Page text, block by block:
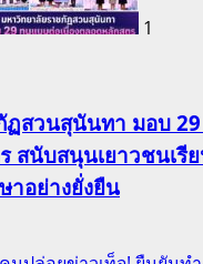
1
ฏสวนสุนันทา มอบ
สนับสนุนเยาวชนเรี
าอย่างยั่งยืน